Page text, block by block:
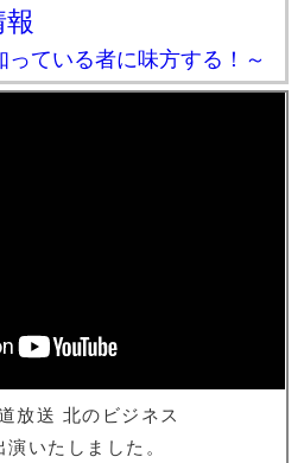
っている者に味方する！～
放送 北のビジネス
いたしました。